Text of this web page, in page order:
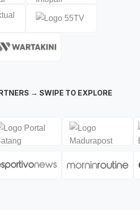
→ SWIPE TO EXPLORE